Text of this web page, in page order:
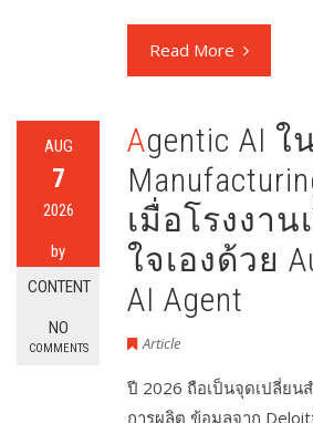
Read More
AUG
7
2026
by
CONTENT
NO
COMMENTS
Agentic AI ใน Smart
เมื่อโรงงา
ใจเองด้วย
AI Agent
Article
ปี 2026 ถือเป็นจุดเปลี่ย
การผลิต ข้อมูลจาก